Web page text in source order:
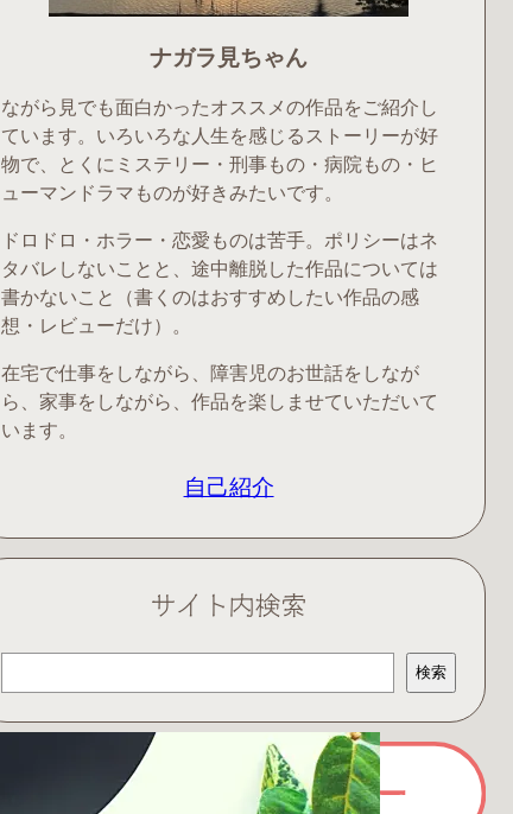
ナガラ見ちゃん
ながら見でも面白かったオススメの作品をご紹介し
ています。いろいろな人生を感じるストーリーが好
物で、とくにミステリー・刑事もの・病院もの・ヒ
ューマンドラマものが好きみたいです。
ドロドロ・ホラー・恋愛ものは苦手。ポリシーはネ
タバレしないことと、途中離脱した作品については
書かないこと（書くのはおすすめしたい作品の感
想・レビューだけ）。
在宅で仕事をしながら、障害児のお世話をしなが
ら、家事をしながら、作品を楽しませていただいて
います。
自己紹介
サイト内検索
索
検索